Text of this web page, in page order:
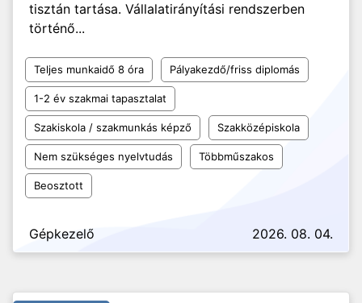
tisztán tartása. Vállalatirányítási rendszerben
történő...
Teljes munkaidő 8 óra Pályakezdő/friss diplomás
1-2 év szakmai tapasztalat
Szakiskola / szakmunkás képző Szakközépiskola
Nem szükséges nyelvtudás Többműszakos
Beosztott
Gépkezelő 2026. 08. 04.